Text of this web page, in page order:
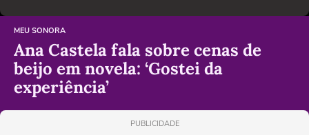
MEU SONORA
Ana Castela fala sobre cenas de
beijo em novela: ‘Gostei da
experiência’
PUBLICIDADE